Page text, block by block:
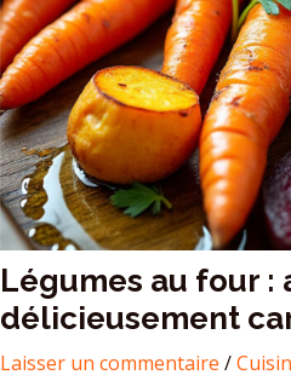
Légumes au four :
délicieusement
Laisser un commentaire /